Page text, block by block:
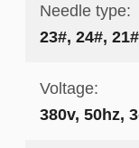
Needle type:
23#, 24#,
Voltage:
380v, 50hz,